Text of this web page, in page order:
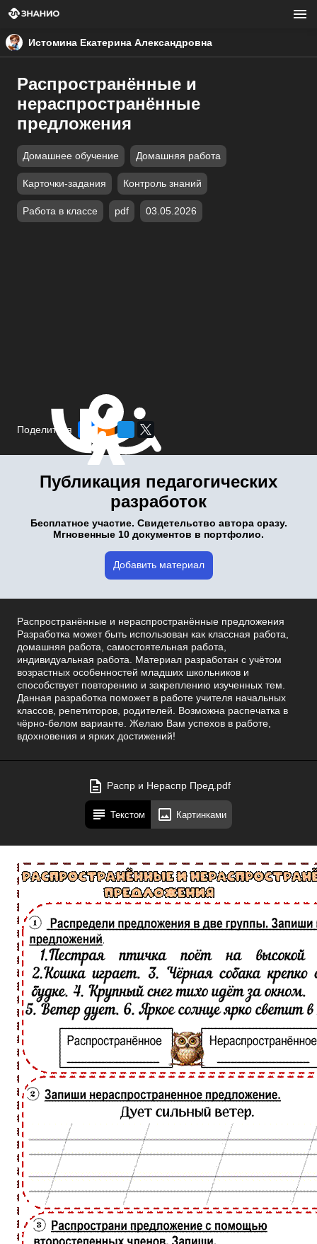
Истомина Екатерина Александровна
Распространённые и
нераспространённые
предложения
Домашнее обучение Домашняя работа
Карточки-задания Контроль знаний
Работа в классе pdf 03.05.2026
Поделиться
Публикация педагогических
разработок
Бесплатное участие. Свидетельство автора сразу.
Мгновенные 10 документов в портфолио.
Добавить материал
Распространённые и нераспространённые предложения
Разработка может быть использован как классная работа,
домашняя работа, самостоятельная работа,
индивидуальная работа. Материал разработан с учётом
возрастных особенностей младших школьников и
способствует повторению и закреплению изученных тем.
Данная разработка поможет в работе учителя начальных
классов, репетиторов, родителей. Возможна распечатка в
чёрно-белом варианте. Желаю Вам успехов в работе,
вдохновения и ярких достижений!
Распр и Нераспр Пред.pdf
Текстом Картинками